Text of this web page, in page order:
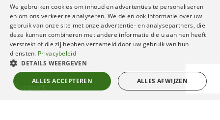
Development & IT
Design & Creative
Marketing
AI Services
Support
We gebruiken cookies om inhoud en advertenties te personaliseren
en om ons verkeer te analyseren. We delen ook informatie over uw
gebruik van onze site met onze advertentie- en analysepartners, die
deze kunnen combineren met andere informatie die u aan hen heeft
verstrekt of die zij hebben verzameld door uw gebruik van hun
diensten. Privacybeleid
DETAILS WEERGEVEN
ALLES ACCEPTEREN ALLES AFWIJZEN